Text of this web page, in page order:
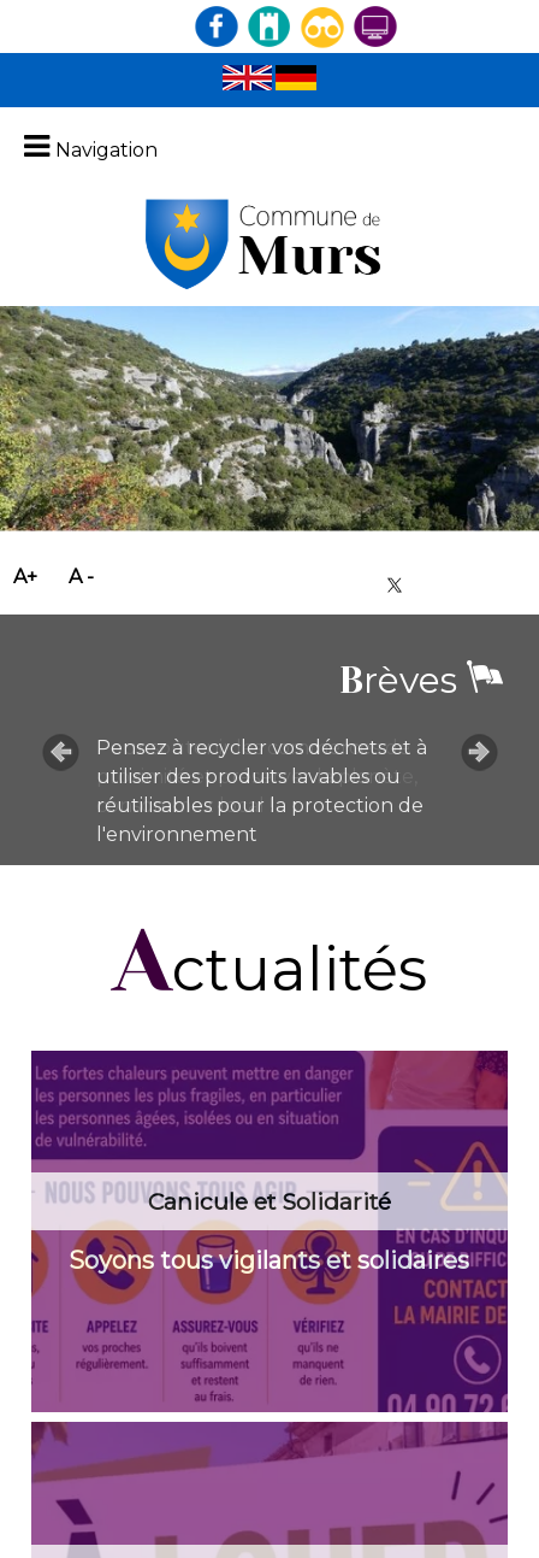
Navigation
Monts de Vaucluse
Entouré de paysages exceptionnels
Brèves
Pensez à recycler vos déchets et à
utiliser des produits lavables ou
réutilisables pour la protection de
l'environnement
Actualités
Canicule et Solidarité
Soyons tous vigilants et solidaires